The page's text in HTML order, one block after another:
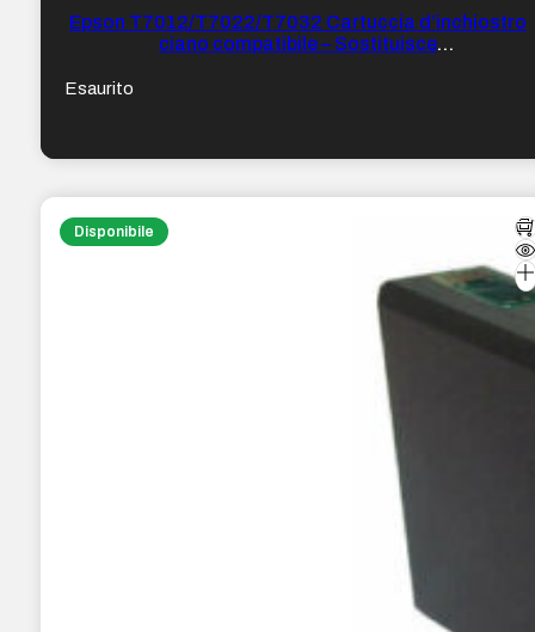
Epson T7012/T7022/T7032 Cartuccia d’inchiostro
ciano compatibile – Sostituisce
Esaurito
Disponibile